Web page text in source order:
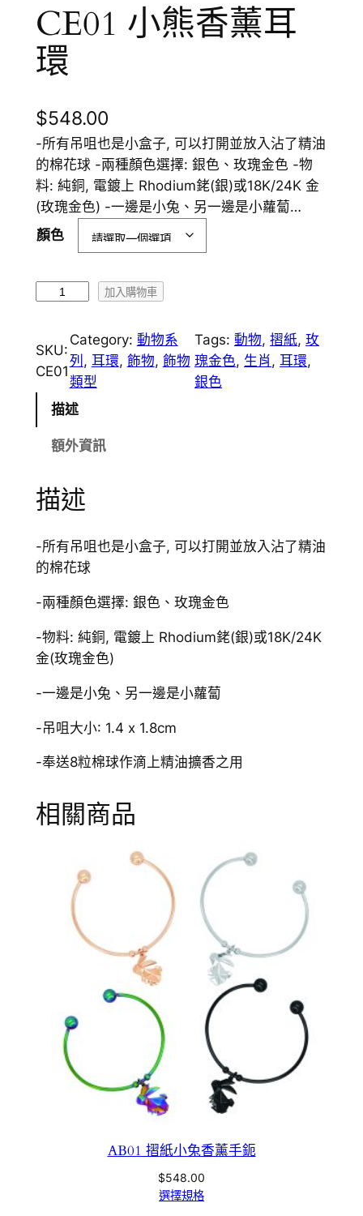
CE01 小熊香薰耳
環
$548.00
-所有吊咀也是小盒子, 可以打開並放入沾了精油
的棉花球 -兩種顏色選擇: 銀色、玫瑰金色 -物
料: 純銅, 電鍍上 Rhodium銠(銀)或18K/24K 金
(玫瑰金色) -一邊是小兔、另一邊是小蘿蔔…
顏色
1
小
熊
數
加入購物車
SKU:
CE01
Category: 動物系
列 , 耳環, 飾物, 飾物
類型
Tags:動物, 摺紙, 玫
瑰金色, 生肖, 耳環
銀色
描述
額外資訊
描述
-所有吊咀也是小盒子, 可以打開並放入沾了精油
的棉花球
-兩種顏色選擇: 銀色、玫瑰金色
-物料: 純銅, 電鍍上 Rhodium銠(銀)或18K/24K
金(玫瑰金色)
-一邊是小兔、另一邊是小蘿蔔
-吊咀大小: 1.4 x 1.8cm
-奉送8粒棉球作滴上精油擴香之用
相關商品
AB01 摺紙小兔香薰手鈪
$548.00
選擇規格